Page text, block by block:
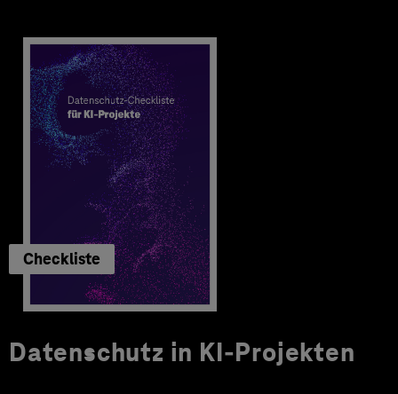
Checkliste
Datenschutz in KI-Projekten